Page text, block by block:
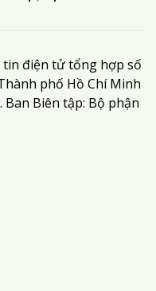
điện tử tổng hợp số
phố Hồ Chí Minh
Ban Biên tập: Bộ phận